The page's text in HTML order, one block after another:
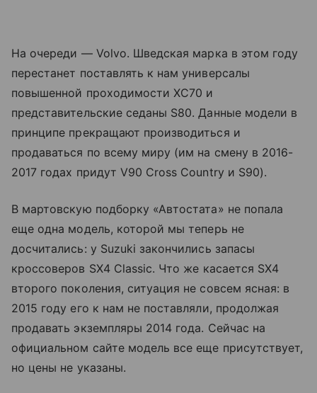
На очереди — Volvo. Шведская марка в этом году
перестанет поставлять к нам универсалы
повышенной проходимости XС70 и
представительские седаны S80. Данные модели в
принципе прекращают производиться и
продаваться по всему миру (им на смену в 2016-
2017 годах придут V90 Cross Country и S90).
В мартовскую подборку «Автостата» не попала
еще одна модель, которой мы теперь не
досчитались: у Suzuki закончились запасы
кроссоверов SX4 Classic. Что же касается SX4
второго поколения, ситуация не совсем ясная: в
2015 году его к нам не поставляли, продолжая
продавать экземпляры 2014 года. Сейчас на
официальном сайте модель все еще присутствует,
но цены не указаны.